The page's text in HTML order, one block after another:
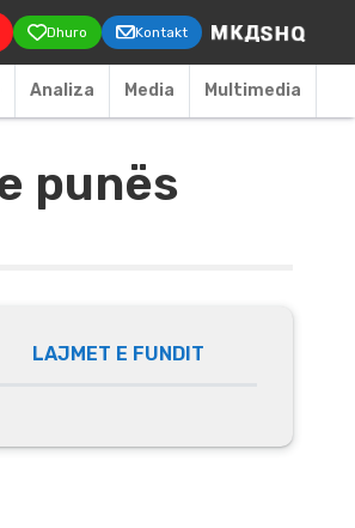
Dhuro Kontakt
Аnaliza Media Multimedia
punës
LAJMET E FUNDIT